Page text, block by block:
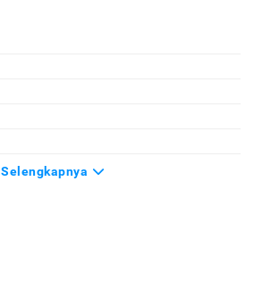
Selengkapnya